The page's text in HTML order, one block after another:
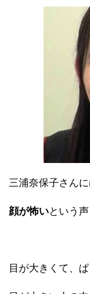
三浦奈保子さん
顔が怖いという
目が大きくて、